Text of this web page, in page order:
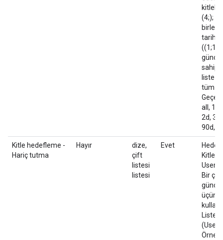
(4;);
tarihi
sahip
liste 3
tüm
all,
2d,
90d,
Kitle hedefleme -
Hariç tutma
Hayır
dize,
çift
listesi
listesi
Evet
Kitle
Bir
Liste